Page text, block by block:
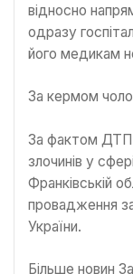
відносно
одразу
його медикам
За кермом
За фактом ДТП
злочинів у
Франківській
провадження
України.
Більше новин